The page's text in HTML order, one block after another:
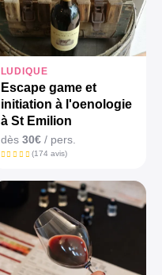
LUDIQUE
Escape game et
initiation à l'oenologie
à St Emilion
dès 30€/ pers.
(174 avis)